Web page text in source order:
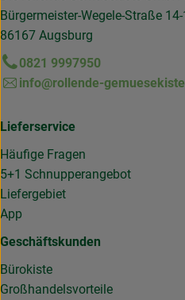
Bürgermeister-Wegele-Straße
86167 Augsburg
0821 9997950
info@rollende-
Lieferservice
Häufige Fragen
5+1 Schnupperangebot
Liefergebiet
App
Geschäftskunden
Bürokiste
Großhandelsvorteile